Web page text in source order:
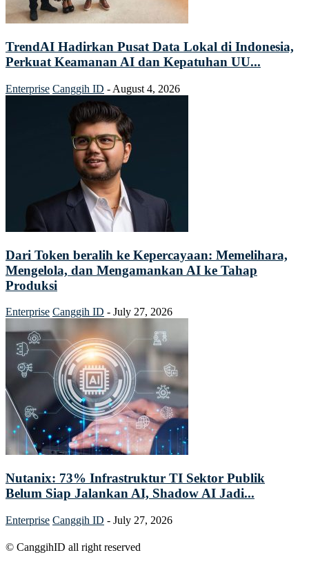
TrendAI Hadirkan Pusat Data Lokal di Indonesia,
Perkuat Keamanan AI dan Kepatuhan UU...
Enterprise Canggih ID - August 4, 2026
Dari Token beralih ke Kepercayaan: Memelihara,
Mengelola, dan Mengamankan AI ke Tahap
Produksi
Enterprise Canggih ID - July 27, 2026
Nutanix: 73% Infrastruktur TI Sektor Publik
Belum Siap Jalankan AI, Shadow AI Jadi...
Enterprise Canggih ID - July 27, 2026
© CanggihID all right reserved